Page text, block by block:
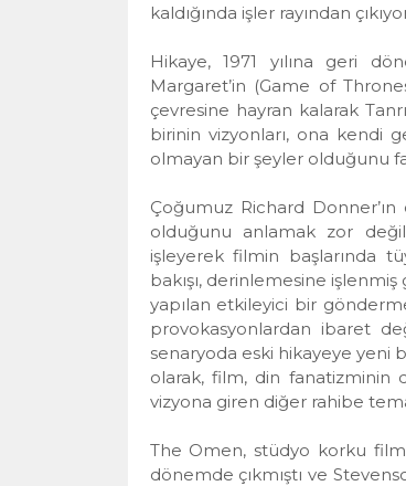
kaldığında işler rayından
Hikaye, 1971 yılına geri
Margaret’in (Game of
çevresine hayran kalarak
birinin vizyonları, ona kendi
olmayan bir şeyler olduğunu
Çoğumuz Richard
olduğunu anlamak zor
işleyerek filmin başlarında
bakışı, derinlemesine
yapılan etkileyici bir
provokasyonlardan ibaret
senaryoda eski hikayeye yeni
olarak, film, din fanatizminin
vizyona giren diğer rahibe
The Omen, stüdyo korku
dönemde çıkmıştı ve